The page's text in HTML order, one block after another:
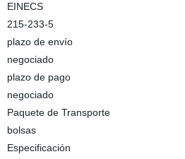
EINECS
215-233-5
plazo de envío
negociado
plazo de pago
negociado
Paquete de Transporte
bolsas
Especificación